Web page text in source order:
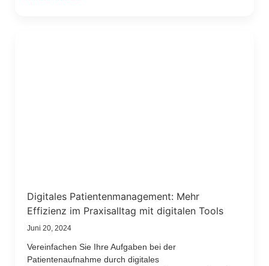
Digitales Patientenmanagement: Mehr
Effizienz im Praxisalltag mit digitalen Tools
Juni 20, 2024
Vereinfachen Sie Ihre Aufgaben bei der
Patientenaufnahme durch digitales